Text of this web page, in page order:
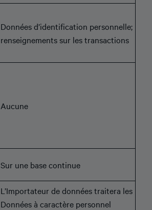
Données d’identification personnelle;
renseignements sur les transactions
Aucune
Sur une base continue
L’Importateur de données traitera les
Données à caractère personnel